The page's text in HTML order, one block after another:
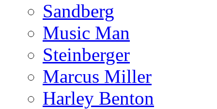
Sandberg
Music Man
Steinberger
Marcus Miller
Harley Benton